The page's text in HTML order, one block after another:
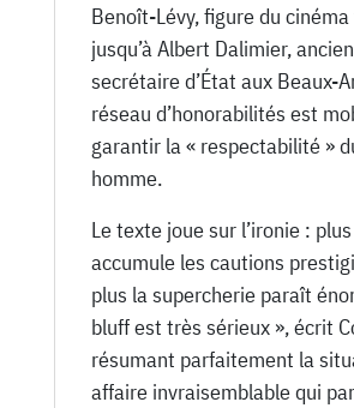
Benoît-Lévy, figure du
jusqu’à Albert Dalimier,
secrétaire d’État aux Beaux-
réseau d’honorabilités est
garantir la « respectabilité »
homme.
Le texte joue sur l’ironie :
accumule les cautions
plus la supercherie paraît
bluff est très sérieux », écrit
résumant parfaitement la
affaire invraisemblable qui